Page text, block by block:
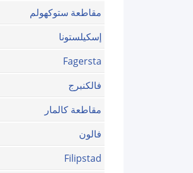
مقاطعة ستوكهولم
إسكيلستونا
Fagersta
فالكنبرج
مقاطعة كالمار
فالون
Filipstad